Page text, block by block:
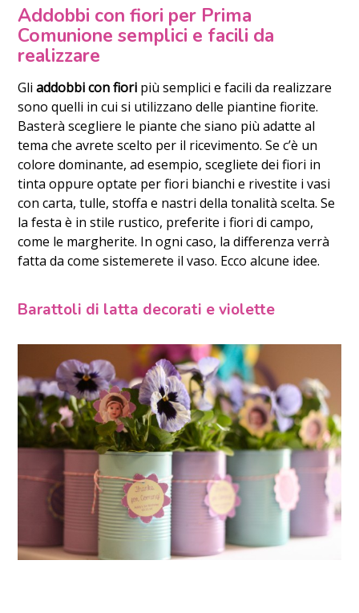
Addobbi con fiori per Prima
Comunione semplici e facili da
realizzare
Gliaddobbi con fiori più semplici e facili da realizzare
sono quelli in cui si utilizzano delle piantine fiorite.
Basterà scegliere le piante che siano più adatte al
tema che avrete scelto per il ricevimento. Se c’è un
colore dominante, ad esempio, scegliete dei fiori in
tinta oppure optate per fiori bianchi e rivestite i vasi
con carta, tulle, stoffa e nastri della tonalità scelta. Se
la festa è in stile rustico, preferite i fiori di campo,
come le margherite. In ogni caso, la differenza verrà
fatta da come sistemerete il vaso. Ecco alcune idee.
Barattoli di latta decorati e violette